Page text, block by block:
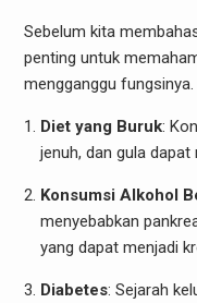
Sebelum kita
penting untuk
mengganggu
Diet yang Buruk:
jenuh, dan gula
Konsumsi Alkohol
menyebabkan
yang dapat menjadi
Diabetes: Sejarah